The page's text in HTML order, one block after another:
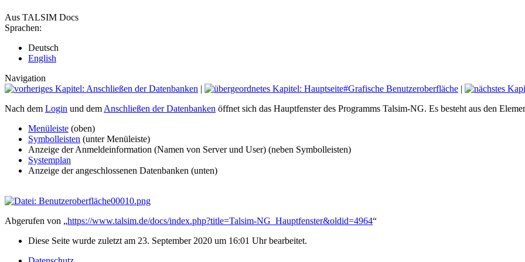
Aus TALSIM Docs
Sprachen:
Deutsch
English
Navigation
|
|
Nach dem Login und dem Anschließen der Datenbanken öffnet sich das Hauptfenster des Programms Talsim-NG. Es besteht aus den
Menüleiste (oben)
Symbolleisten (unter Menüleiste)
Anzeige der Anmeldeinformation (Namen von Server und User) (neben Symbolleisten)
Systemplan
Anzeige der angeschlossenen Datenbanken (unten)
Abgerufen von „https://www.talsim.de/docs/index.php?title=Talsim-NG_Hauptfenster&oldid=4964“
Diese Seite wurde zuletzt am 23. September 2020 um 16:01 Uhr bearbeitet.